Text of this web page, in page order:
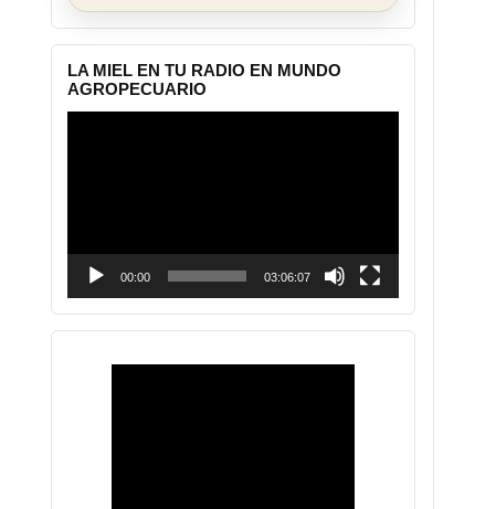
LA MIEL EN TU RADIO EN MUNDO
AGROPECUARIO
00:00 03:06:07